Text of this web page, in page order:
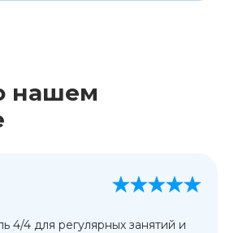
нашем
4/4 для регулярных занятий и